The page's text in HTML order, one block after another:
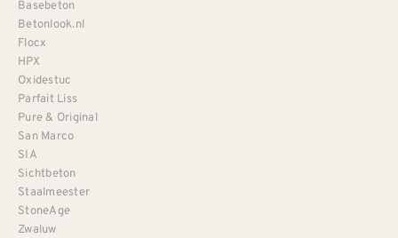
Basebeton
Betonlook.nl
Flocx
HPX
Oxidestuc
Parfait Liss
Pure & Original
San Marco
SIA
Sichtbeton
Staalmeester
StoneAge
Zwaluw